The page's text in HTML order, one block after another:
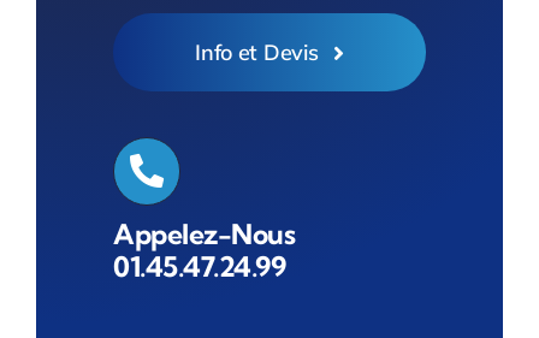
Info et Devis
Appelez-Nous
01.45.47.24.99